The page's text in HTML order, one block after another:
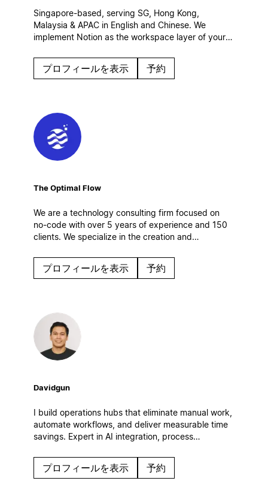
Singapore-based, serving SG, Hong Kong,
Malaysia & APAC in English and Chinese. We
implement Notion as the workspace layer of your
CRM and AI agents. Certified Salesforce partner.
Enterprise rollouts, integrations, governance.
プロフィールを表示 予約
The Optimal Flow
We are a technology consulting firm focused on
no-code with over 5 years of experience and 150
clients. We specialize in the creation and
and AI solutions. Based in Spain.
プロフィールを表示 予約
Davidgun
I build operations hubs that eliminate manual work,
automate workflows, and deliver measurable time
savings. Expert in AI integration, process
with your business.
プロフィールを表示 予約